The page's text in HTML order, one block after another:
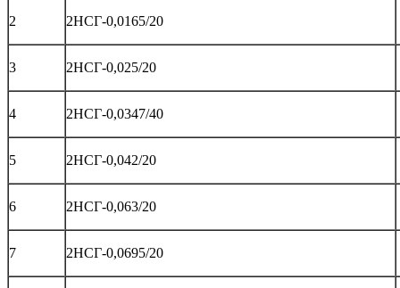
2 2НСГ-0,0165/20
3 2НСГ-0,025/20
4 2НСГ-0,0347/40
5 2НСГ-0,042/20
6 2НСГ-0,063/20
7 2НСГ-0,0695/20